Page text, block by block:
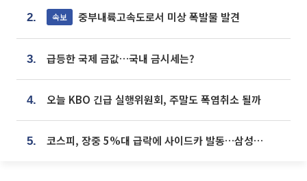
2. 속보 중부내륙고속도로서 미상 폭발물 발견
3. 급등한 국제 금값…국내 금시세는?
4. 오늘 KBO 긴급 실행위원회, 주말도 폭염취소 될까
5. 코스피, 장중 5%대 급락에 사이드카 발동…삼성·SK 동반 폭락